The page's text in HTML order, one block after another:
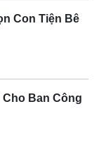
Con Tiện Bê
Ban Công